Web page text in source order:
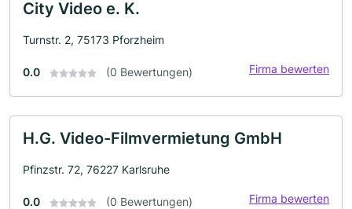
City Video e. K.
Turnstr. 2, 75173 Pforzheim
0.0 (0 Bewertungen) Firma bewerten
H.G. Video-Filmvermietung GmbH
Pfinzstr. 72, 76227 Karlsruhe
0.0 (0 Bewertungen) Firma bewerten